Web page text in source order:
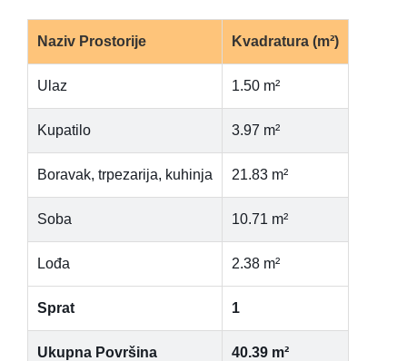
Naziv Prostorije Kvadratura (m²)
Ulaz 1.50 m²
Kupatilo 3.97 m²
Boravak, trpezarija, kuhinja 21.83 m²
Soba 10.71 m²
Lođa 2.38 m²
Sprat 1
Ukupna Površina 40.39 m²